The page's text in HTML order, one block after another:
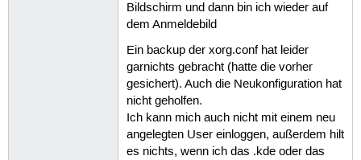
Bildschirm und dann bin ich wieder auf
dem Anmeldebild
Ein backup der xorg.conf hat leider
garnichts gebracht (hatte die vorher
gesichert). Auch die Neukonfiguration hat
nicht geholfen.
Ich kann mich auch nicht mit einem neu
angelegten User einloggen, außerdem hilt
es nichts, wenn ich das .kde oder das